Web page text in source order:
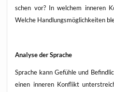
schen vor? In wel­chem inne­ren
Wel­che Hand­lungs­mög­lich­kei­ten
Ana­ly­se der Sprache
Spra­che kann Gefüh­le und
einen inne­ren Kon­flikt